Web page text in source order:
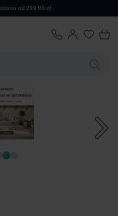
od 299,99 zł